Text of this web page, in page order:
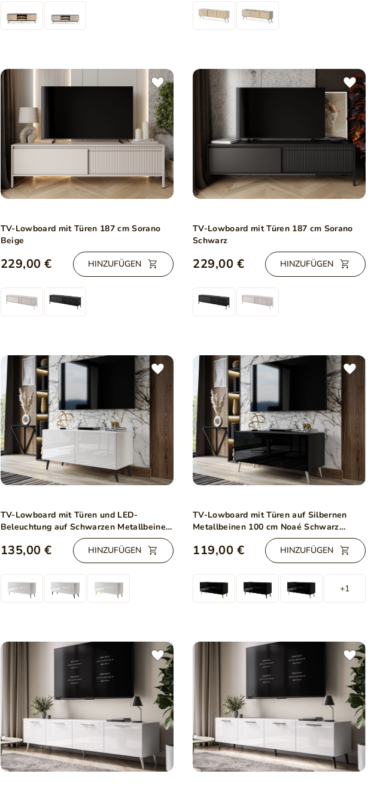
TV-Lowboard mit Türen 187 cm Sorano
Beige
229,00 € HINZUFÜGEN
TV-Lowboard mit Türen 187 cm Sorano
Schwarz
229,00 € HINZUFÜGEN
TV-Lowboard mit Türen und LED-
Beleuchtung auf Schwarzen Metallbeinen
100 cm Noaé Weiß Hochglanz
135,00 € HINZUFÜGEN
TV-Lowboard mit Türen auf Silbernen
Metallbeinen 100 cm Noaé Schwarz
119,00 € HINZUFÜGEN
+1